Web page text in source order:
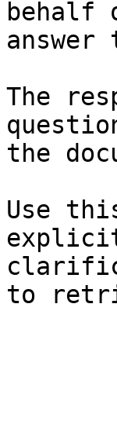
behalf
The
the
Use